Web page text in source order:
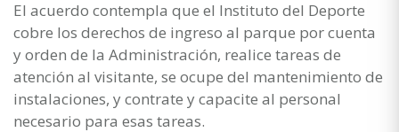
El acuerdo contempla que el Instituto del Deporte
cobre los derechos de ingreso al parque por cuenta
y orden de la Administración, realice tareas de
atención al visitante, se ocupe del mantenimiento de
instalaciones, y contrate y capacite al personal
necesario para esas tareas.